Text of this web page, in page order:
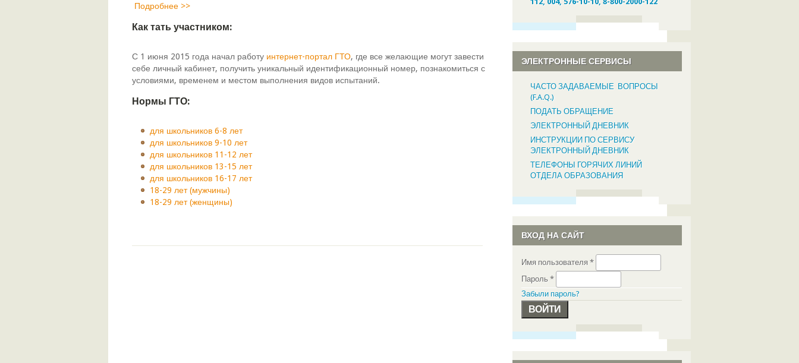
Подробнее >>
Как тать участником:
С 1 июня 2015 года начал работу интернет-портал ГТО, где все желающие могут завести
себе личный кабинет, получить уникальный идентификационный номер, познакомиться с
условиями, временем и местом выполнения видов испытаний.
Нормы ГТО:
для школьников 6-8 лет
для школьников 9-10 лет
для школьников 11-12 лет
для школьников 13-15 лет
для школьников 16-17 лет
18-29 лет (мужчины)
18-29 лет (женщины)
ЭЛЕКТРОННЫЕ СЕРВИСЫ
ЧАСТО ЗАДАВАЕМЫЕ ВОПРОСЫ
(F.A.Q.)
ПОДАТЬ ОБРАЩЕНИЕ
ЭЛЕКТРОННЫЙ ДНЕВНИК
ИНСТРУКЦИИ ПО СЕРВИСУ
ЭЛЕКТРОННЫЙ ДНЕВНИК
ТЕЛЕФОНЫ ГОРЯЧИХ ЛИНИЙ
ОТДЕЛА ОБРАЗОВАНИЯ
ВХОД НА САЙТ
Имя пользователя *
Пароль *
Забыли пароль?